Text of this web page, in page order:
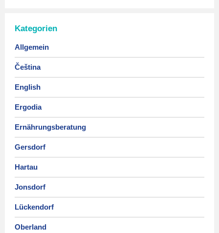
Kategorien
Allgemein
Čeština
English
Ergodia
Ernährungsberatung
Gersdorf
Hartau
Jonsdorf
Lückendorf
Oberland